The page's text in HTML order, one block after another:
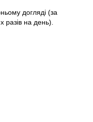
догляді (за
разів на день).